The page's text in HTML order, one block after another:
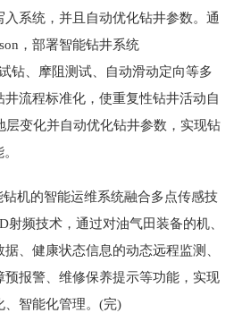
系统，并且自动优化钻井参数。通
，部署智能钻井系统
钻、摩阻测试、自动滑动定向等多
流程标准化，使重复性钻井活动自
变化并自动优化钻井参数，实现钻
机的智能运维系统融合多点传感技
射频技术，通过对油气田装备的机、
、健康状态信息的动态远程监测、
报警、维修保养提示等功能，实现
、智能化管理。(完)